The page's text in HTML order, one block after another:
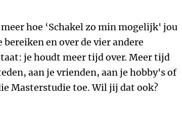
hoe ‘Schakel zo min mogelijk' jou
en over de vier andere
je houdt meer tijd over. Meer tijd
aan je vrienden, aan je hobby's of
Masterstudie toe. Wil jij dat ook?